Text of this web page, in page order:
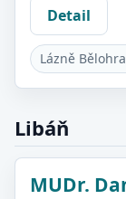
Detail
Lázně
Libáň
MUDr.